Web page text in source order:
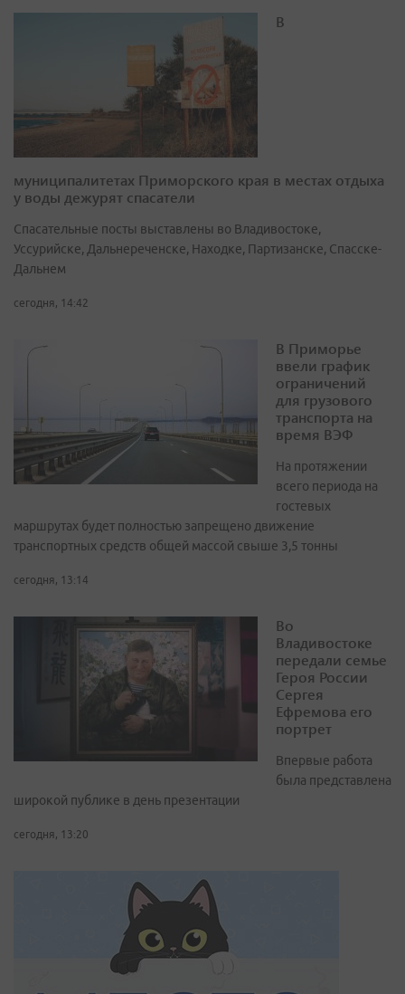
В
муниципалитетах Приморского края в местах отдыха
у воды дежурят спасатели
Спасательные посты выставлены во Владивостоке,
Уссурийске, Дальнереченске, Находке, Партизанске, Спасске-
Дальнем
сегодня, 14:42
В Приморье
ввели график
ограничений
для грузового
транспорта на
время ВЭФ
На протяжении
всего периода на
гостевых
маршрутах будет полностью запрещено движение
транспортных средств общей массой свыше 3,5 тонны
сегодня, 13:14
Во
Владивостоке
передали семье
Героя России
Сергея
Ефремова его
портрет
Впервые работа
была представлена
широкой публике в день презентации
сегодня, 13:20